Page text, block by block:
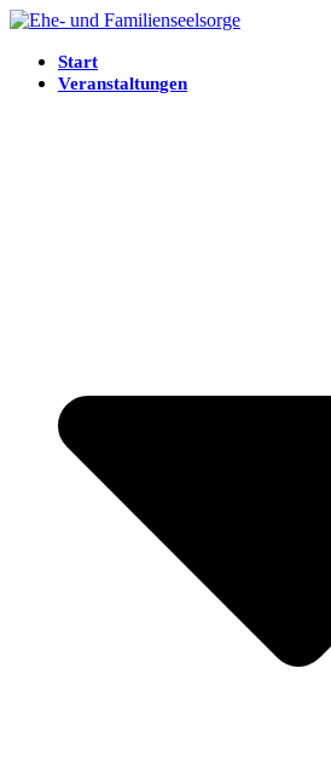
Start
Veranstaltungen